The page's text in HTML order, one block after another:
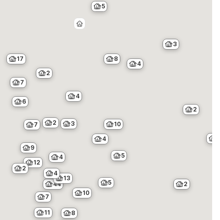
44
17
13
10
11
12
9
4
4
7
5
10
8
5
4
4
8
3
2
7
2
6
7
5
2
2
4
3
2